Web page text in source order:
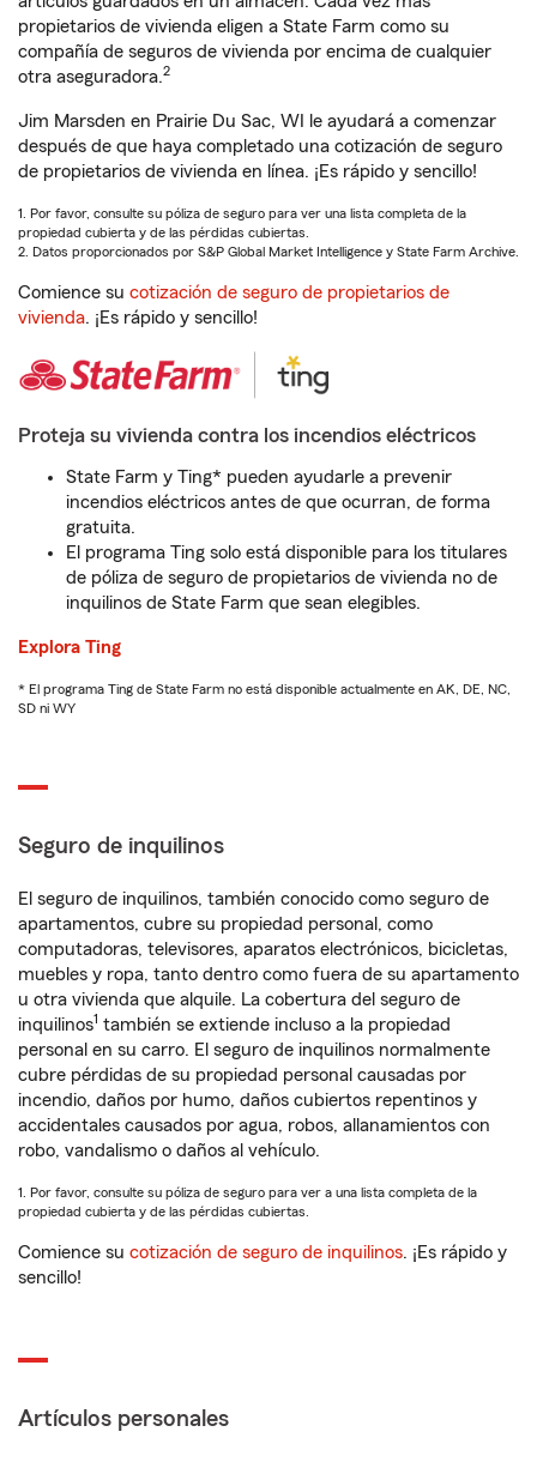
propietarios de vivienda eligen a State Farm como su
compañía de seguros de vivienda por encima de cualquier
otra aseguradora.2
Jim Marsden en Prairie Du Sac, WI le ayudará a comenzar
después de que haya completado una cotización de seguro
de propietarios de vivienda en línea. ¡Es rápido y sencillo!
1. Por favor, consulte su póliza de seguro para ver una lista completa de la
propiedad cubierta y de las pérdidas cubiertas.
2. Datos proporcionados por S&P Global Market Intelligence y State Farm Archive.
Comience su cotización de seguro de propietarios de
vivienda. ¡Es rápido y sencillo!
Proteja su vivienda contra los incendios eléctricos
State Farm y Ting* pueden ayudarle a prevenir
incendios eléctricos antes de que ocurran, de forma
gratuita.
El programa Ting solo está disponible para los titulares
de póliza de seguro de propietarios de vivienda no de
inquilinos de State Farm que sean elegibles.
Explora Ting
* El programa Ting de State Farm no está disponible actualmente en AK, DE, NC,
SD ni WY
Seguro de inquilinos
El seguro de inquilinos, también conocido como seguro de
apartamentos, cubre su propiedad personal, como
computadoras, televisores, aparatos electrónicos, bicicletas,
muebles y ropa, tanto dentro como fuera de su apartamento
u otra vivienda que alquile. La cobertura del seguro de
inquilinos1 también se extiende incluso a la propiedad
personal en su carro. El seguro de inquilinos normalmente
cubre pérdidas de su propiedad personal causadas por
incendio, daños por humo, daños cubiertos repentinos y
accidentales causados por agua, robos, allanamientos con
robo, vandalismo o daños al vehículo.
1. Por favor, consulte su póliza de seguro para ver a una lista completa de la
propiedad cubierta y de las pérdidas cubiertas.
Comience su cotización de seguro de inquilinos. ¡Es rápido y
sencillo!
Artículos personales